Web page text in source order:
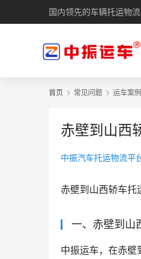
国内领先的车辆托运物
首页 常见问题 运车案例
赤壁到山西
中振汽车托运物流平
赤壁到山西轿车托
一、赤壁到山
中振运车，在赤